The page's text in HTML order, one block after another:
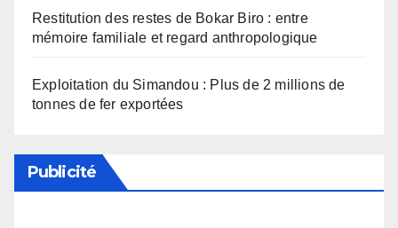
Restitution des restes de Bokar Biro : entre
mémoire familiale et regard anthropologique
Exploitation du Simandou : Plus de 2 millions de
tonnes de fer exportées
Publicité